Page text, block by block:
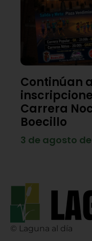
Continúan
Carrera
Boecillo
3 de agosto
© Laguna al día